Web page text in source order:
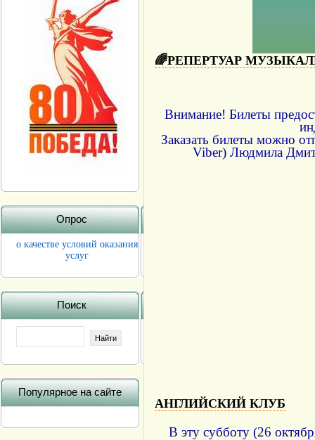
Опрос
о качестве условий оказания
услуг
Поиск
Популярное на сайте
🌈РЕПЕРТУАР
Внимание! Билеты
Заказать билеты можно
Viber) Людмила
АНГЛИЙСКИЙ КЛУБ
В эту субботу (26